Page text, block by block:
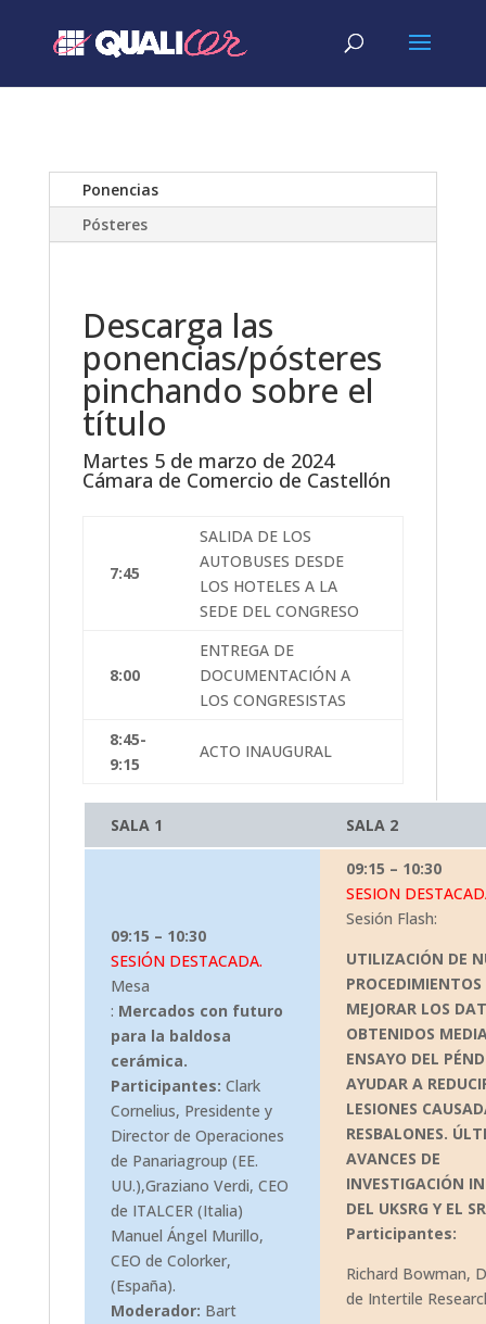
Ponencias
Pósteres
Descarga las
ponencias/pósteres
pinchando sobre el
título
Martes 5 de marzo de 2024
Cámara de Comercio de Castellón
7:45
SALIDA DE LOS
AUTOBUSES DESDE
LOS HOTELES A LA
SEDE DEL CONGRESO
8:00
ENTREGA DE
DOCUMENTACIÓN A
LOS CONGRESISTAS
8:45-
9:15
ACTO INAUGURAL
SALA 1 SALA 2
09:15 – 10:30
SESIÓN DESTACADA.
Mesa
: Mercados con futuro
para la baldosa
cerámica.
Participantes: Clark
Cornelius, Presidente y
Director de Operaciones
de Panariagroup (EE.
UU.),Graziano Verdi, CEO
de ITALCER (Italia)
Manuel Ángel Murillo,
CEO de Colorker,
(España).
Moderador: Bart
09:15 – 10:30
SESION
Sesión Flash:
UTILIZACIÓN DE
MEJORAR LOS
OBTENIDOS
ENSAYO DEL
AYUDAR A
LESIONES
RESBALONES.
AVANCES DE
INVESTIGACIÓN
DEL UKSRG Y EL
Participantes:
Richard Bowman,
de Intertile